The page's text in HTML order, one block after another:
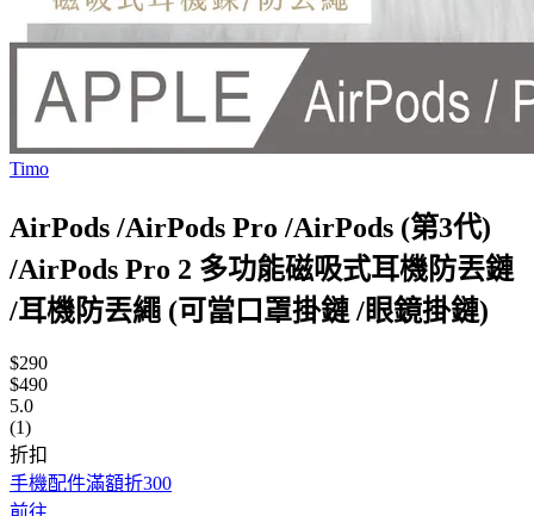
Timo
AirPods /AirPods Pro /AirPods (第3代)
/AirPods Pro 2 多功能磁吸式耳機防丟鏈
/耳機防丟繩 (可當口罩掛鏈 /眼鏡掛鏈)
$290
$490
5.0
(1)
折扣
手機配件滿額折300
前往